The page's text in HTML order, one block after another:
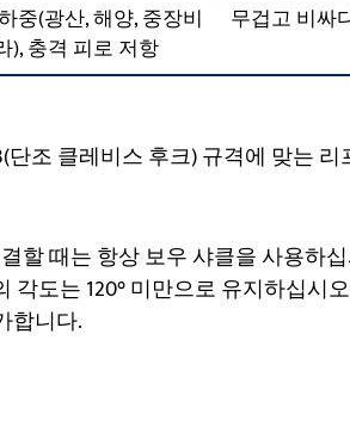
중(광산, 해양, 중장비
), 충격 피로 저항
무겁고 비싸
단조 클레비스 후크) 규격에 맞는
할 때는 항상 보우 샤클을 사용하
도는 120° 미만으로 유지하십시
합니다.